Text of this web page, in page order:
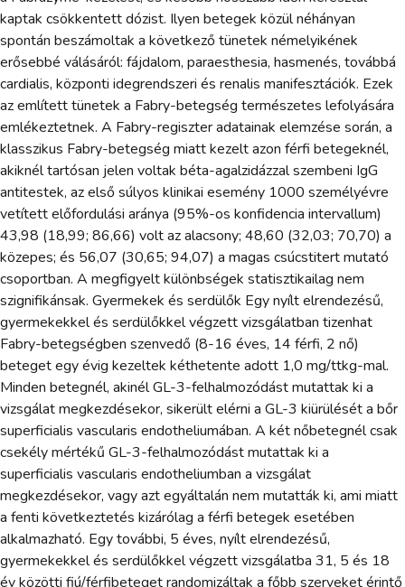
kaptak csökkentett dózist. Ilyen betegek közül néhányan
spontán beszámoltak a következő tünetek némelyikének
erősebbé válásáról: fájdalom, paraesthesia, hasmenés, továbbá
cardialis, központi idegrendszeri és renalis manifesztációk. Ezek
az említett tünetek a Fabry-betegség természetes lefolyására
emlékeztetnek. A Fabry-regiszter adatainak elemzése során, a
klasszikus Fabry-betegség miatt kezelt azon férfi betegeknél,
akiknél tartósan jelen voltak béta-agalzidázzal szembeni IgG
antitestek, az első súlyos klinikai esemény 1000 személyévre
vetített előfordulási aránya (95%-os konfidencia intervallum)
43,98 (18,99; 86,66) volt az alacsony; 48,60 (32,03; 70,70) a
közepes; és 56,07 (30,65; 94,07) a magas csúcstitert mutató
csoportban. A megfigyelt különbségek statisztikailag nem
szignifikánsak. Gyermekek és serdülők Egy nyílt elrendezésű,
gyermekekkel és serdülőkkel végzett vizsgálatban tizenhat
Fabry-betegségben szenvedő (8-16 éves, 14 férfi, 2 nő)
beteget egy évig kezeltek kéthetente adott 1,0 mg/ttkg-mal.
Minden betegnél, akinél GL-3-felhalmozódást mutattak ki a
vizsgálat megkezdésekor, sikerült elérni a GL-3 kiürülését a bőr
superficialis vascularis endotheliumában. A két nőbetegnél csak
csekély mértékű GL-3-felhalmozódást mutattak ki a
superficialis vascularis endotheliumban a vizsgálat
megkezdésekor, vagy azt egyáltalán nem mutatták ki, ami miatt
a fenti következtetés kizárólag a férfi betegek esetében
alkalmazható. Egy további, 5 éves, nyílt elrendezésű,
gyermekekkel és serdülőkkel végzett vizsgálatba 31, 5 és 18
év közötti fiú/férfibeteget randomizáltak a főbb szerveket érintő